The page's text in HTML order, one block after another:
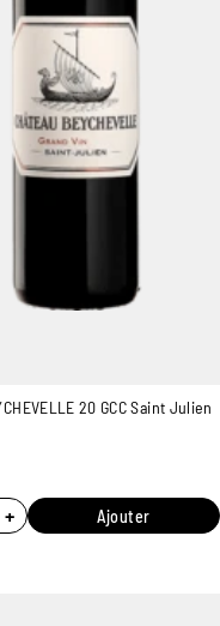
20 GCC Saint Julien
+ Ajouter